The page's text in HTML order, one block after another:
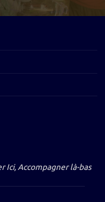
Ici, Accompagner là-bas